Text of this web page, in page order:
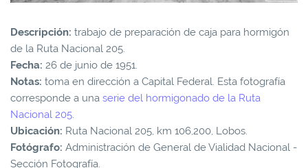
Descripción: trabajo de preparación de caja para hormigón
de la Ruta Nacional 205.
Fecha: 26 de junio de 1951.
Notas: toma en dirección a Capital Federal. Esta fotografía
corresponde a una serie del hormigonado de la Ruta
Nacional 205
Ubicación: Ruta Nacional 205, km 106,200, Lobos.
Fotógrafo: Administración de General de Vialidad Nacional -
Sección Fotografía.